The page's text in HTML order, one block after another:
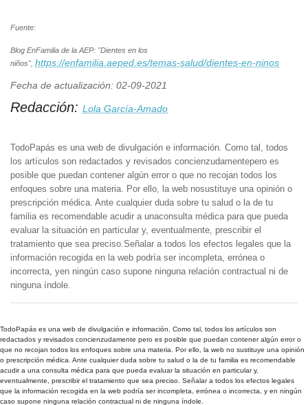
Fuente:
Blog EnFamilia de la AEP: "Dientes en los
niños", https://enfamilia.aeped.es/temas-salud/dientes-en-ninos
Fecha de actualización: 02-09-2021
Redacción: Lola García-Amado
TodoPapás es una web de divulgación e información. Como tal, todos
los artículos son redactados y revisados concienzudamentepero es
posible que puedan contener algún error o que no recojan todos los
enfoques sobre una materia. Por ello, la web nosustituye una opinión o
prescripción médica. Ante cualquier duda sobre tu salud o la de tu
familia es recomendable acudir a unaconsulta médica para que pueda
evaluar la situación en particular y, eventualmente, prescribir el
tratamiento que sea preciso.Señalar a todos los efectos legales que la
información recogida en la web podría ser incompleta, errónea o
incorrecta, yen ningún caso supone ninguna relación contractual ni de
ninguna índole.
TodoPapás es una web de divulgación e información. Como tal, todos los artículos son
redactados y revisados concienzudamente pero es posible que puedan contener algún error o
que no recojan todos los enfoques sobre una materia. Por ello, la web no sustituye una opinión
o prescripción médica. Ante cualquier duda sobre tu salud o la de tu familia es recomendable
acudir a una consulta médica para que pueda evaluar la situación en particular y,
eventualmente, prescribir el tratamiento que sea preciso. Señalar a todos los efectos legales
que la información recogida en la web podría ser incompleta, errónea o incorrecta, y en ningún
caso supone ninguna relación contractual ni de ninguna índole.